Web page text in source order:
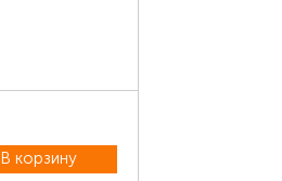
В корзину